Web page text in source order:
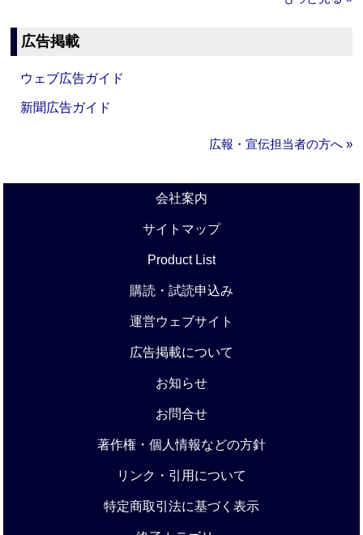
広告掲載
ウェブ広告ガイド
新聞広告ガイド
広報・宣伝担当者の方へ »
会社案内
サイトマップ
Product List
購読・試読申込み
運営ウェブサイト
広告掲載について
お知らせ
お問合せ
著作権・個人情報などの方針
リンク・引用について
特定商取引法に基づく表示